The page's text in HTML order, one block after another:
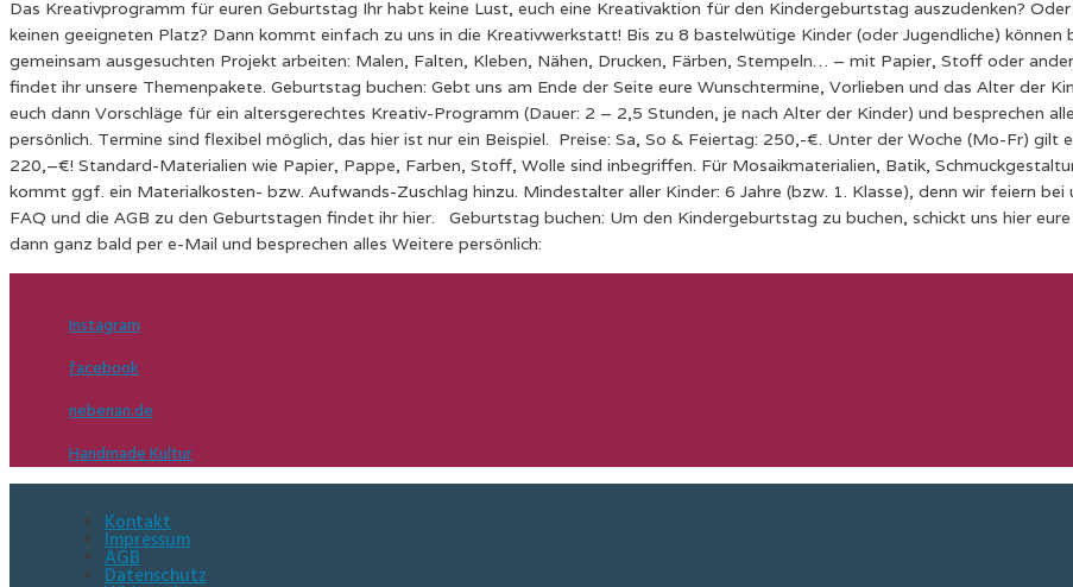
Das Kreativprogramm für euren Geburtstag Ihr habt keine Lust, euch eine Kreativaktion für den Kindergeburtstag auszudenken?
keinen geeigneten Platz? Dann kommt einfach zu uns in die Kreativwerkstatt! Bis zu 8 bastelwütige Kinder (oder Jugendliche) können
gemeinsam ausgesuchten Projekt arbeiten: Malen, Falten, Kleben, Nähen, Drucken, Färben, Stempeln… – mit Papier, Stoff oder
findet ihr unsere Themenpakete. Geburtstag buchen: Gebt uns am Ende der Seite eure Wunschtermine, Vorlieben und das Alter der
euch dann Vorschläge für ein altersgerechtes Kreativ-Programm (Dauer: 2 – 2,5 Stunden, je nach Alter der Kinder) und besprechen
persönlich. Termine sind flexibel möglich, das hier ist nur ein Beispiel. Preise: Sa, So & Feiertag: 250,-€. Unter der Woche (Mo-Fr) gilt
220,–€! Standard-Materialien wie Papier, Pappe, Farben, Stoff, Wolle sind inbegriffen. Für Mosaikmaterialien, Batik,
kommt ggf. ein Materialkosten- bzw. Aufwands-Zuschlag hinzu. Mindestalter aller Kinder: 6 Jahre (bzw. 1. Klasse), denn wir feiern bei
FAQ und die AGB zu den Geburtstagen findet ihr hier. Geburtstag buchen: Um den Kindergeburtstag zu buchen, schickt uns hier
dann ganz bald per e-Mail und besprechen alles Weitere persönlich:
Instagram
facebook
nebenan.de
Handmade Kultur
Kontakt
Impressum
AGB
Datenschutz